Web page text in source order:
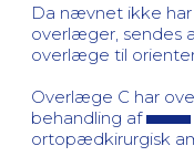
Da nævnet ikke
overlæger, sendes
overlæge til
Overlæge C har
behandling af
ortopædkirurgisk